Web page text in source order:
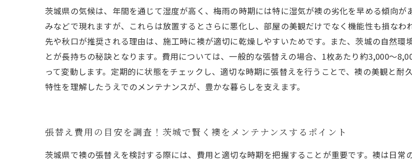
茨城県の気候は、年間を通じて湿度が高く、梅雨の時期には特に湿気が襖の劣化を早める傾向
みなどで現れますが、これらは放置するとさらに悪化し、部屋の美観だけでなく機能性も損な
先や秋口が推奨される理由は、施工時に襖が適切に乾燥しやすいためです。また、茨城の自然
とが長持ちの秘訣となります。費用については、一般的な張替えの場合、1枚あたり約3,000〜
って変動します。定期的に状態をチェックし、適切な時期に張替えを行うことで、襖の美観と
特性を理解したうえでのメンテナンスが、豊かな暮らしを支えます。
張替え費用の目安を調査！茨城で賢く襖をメンテナンスするポイント
茨城県で襖の張替えを検討する際には、費用と適切な時期を把握することが重要です。襖は日